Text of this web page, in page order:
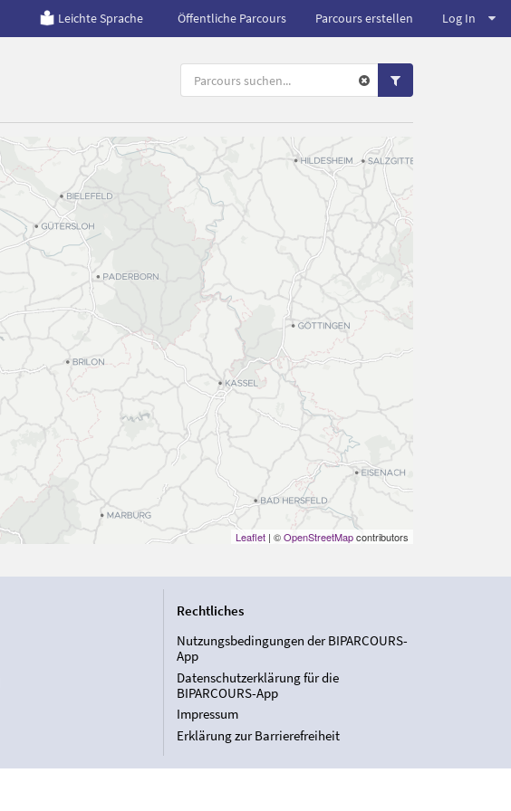
Leichte Sprache Öffentliche Parcours Parcours erstellen Log In
Leaflet| ©OpenStreetMapcontributors
Rechtliches
Nutzungsbedingungen der BIPARCOURS-
App
Datenschutzerklärung für die
BIPARCOURS-App
Impressum
Erklärung zur Barrierefreiheit